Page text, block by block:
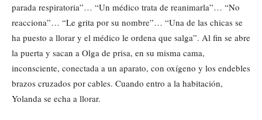
parada respiratoria”… “Un médico trata de reanimarla”… “No
reacciona”… “Le grita por su nombre”… “Una de las chicas se
ha puesto a llorar y el médico le ordena que salga”. Al fin se abre
la puerta y sacan a Olga de prisa, en su misma cama,
inconsciente, conectada a un aparato, con oxígeno y los endebles
brazos cruzados por cables. Cuando entro a la habitación,
Yolanda se echa a llorar.